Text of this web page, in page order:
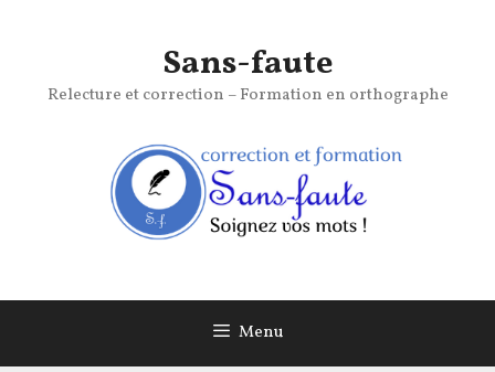
Sans-faute
Relecture et correction – Formation en orthographe
Menu